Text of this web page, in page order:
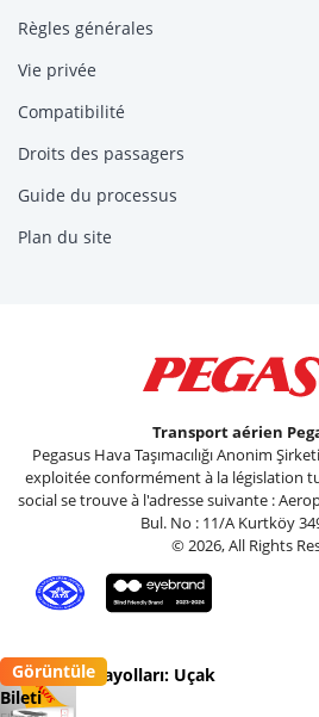
Règles générales
Vie privée
Compatibilité
Droits des passagers
Guide du processus
Plan du site
Transport aérien
Pegasus Hava Taşımacılığı Anonim
exploitée conformément à la législation
social se trouve à l'adresse suivante :
Bul. No : 11/A Kurtköy
© 2026, All Rights
Pegasus Havayolları: Uçak
Bileti
Görüntüle